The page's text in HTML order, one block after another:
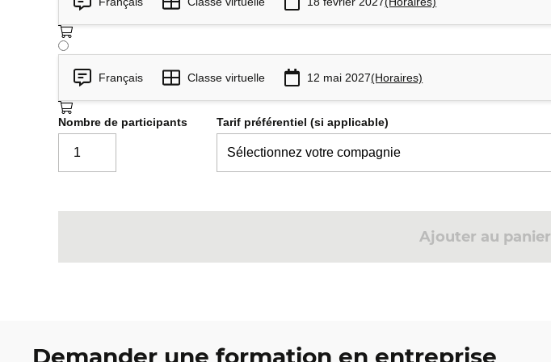
Français Classe virtuelle 12 mai 2027(Horaires)
Nombre de participants Tarif préférentiel (si applicable)
Ajouter au panier
Demander une formation en entreprise